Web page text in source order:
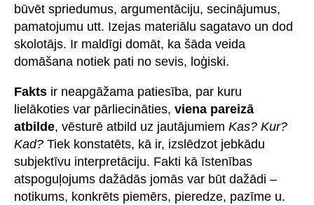
būvēt spriedumus, argumentāciju, secinājumus,
pamatojumu utt. Izejas materiālu sagatavo un dod
skolotājs. Ir maldīgi domāt, ka šāda veida
domāšana notiek pati no sevis, loģiski.
Fakts ir neapgāžama patiesība, par kuru
lielākoties var pārliecināties, viena pareizā
atbilde, vēsturē atbild uz jautājumiem Kas? Kur?
Kad? Tiek konstatēts, kā ir, izslēdzot jebkādu
subjektīvu interpretāciju. Fakti kā īstenības
atspoguļojums dažādās jomās var būt dažādi –
notikums, konkrēts piemērs, pieredze, pazīme u.